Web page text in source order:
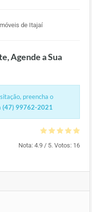
de Itajaí
Agende a Sua
preencha o
(47) 99762-2021
Nota: 4.9 / 5. Votos: 16